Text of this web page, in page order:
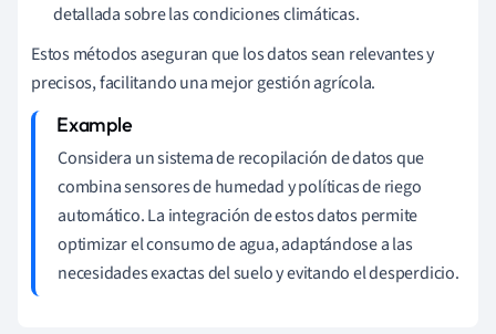
detallada sobre las condiciones climáticas.
Estos métodos aseguran que los datos sean relevantes y
precisos, facilitando una mejor gestión agrícola.
Considera un sistema de recopilación de datos que
combina sensores de humedad y políticas de riego
automático. La integración de estos datos permite
optimizar el consumo de agua, adaptándose a las
necesidades exactas del suelo y evitando el desperdicio.